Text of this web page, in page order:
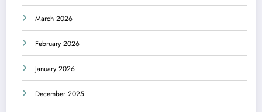
March 2026
February 2026
January 2026
December 2025